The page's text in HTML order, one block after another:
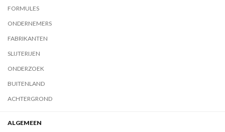
FORMULES
ONDERNEMERS
FABRIKANTEN
SLIJTERIJEN
ONDERZOEK
BUITENLAND
ACHTERGROND
ALGEMEEN